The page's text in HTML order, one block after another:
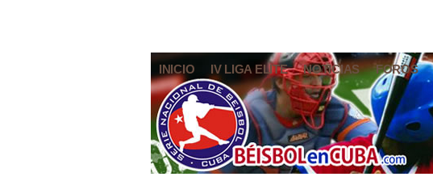
INICIO IV LIGA ELITE NOTICIAS FOROS